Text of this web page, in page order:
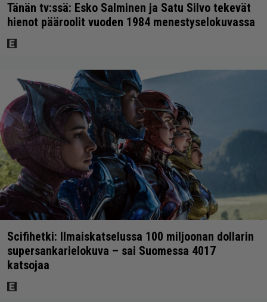
Tänän tv:ssä: Esko Salminen ja Satu Silvo tekevät
hienot pääroolit vuoden 1984 menestyselokuvassa
Scifihetki: Ilmaiskatselussa 100 miljoonan dollarin
supersankarielokuva – sai Suomessa 4017
katsojaa